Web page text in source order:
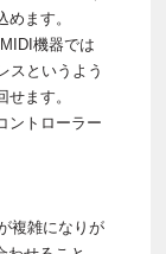
ます。
機器では
スというよう
ます。
ントローラー
複雑になりが